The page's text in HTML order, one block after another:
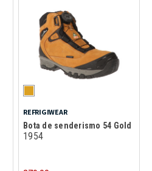
REFRIGIWEAR
Bota de senderismo 54 Gold
1954